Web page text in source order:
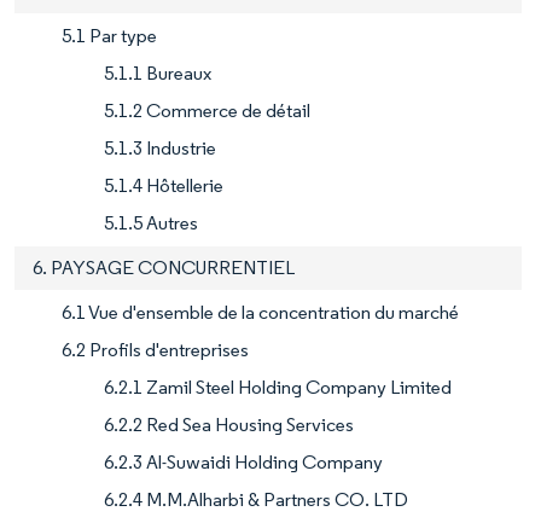
5.1 Par type
5.1.1 Bureaux
5.1.2 Commerce de détail
5.1.3 Industrie
5.1.4 Hôtellerie
5.1.5 Autres
6. PAYSAGE CONCURRENTIEL
6.1 Vue d'ensemble de la concentration du marché
6.2 Profils d'entreprises
6.2.1 Zamil Steel Holding Company Limited
6.2.2 Red Sea Housing Services
6.2.3 Al-Suwaidi Holding Company
6.2.4 M.M.Alharbi & Partners CO. LTD